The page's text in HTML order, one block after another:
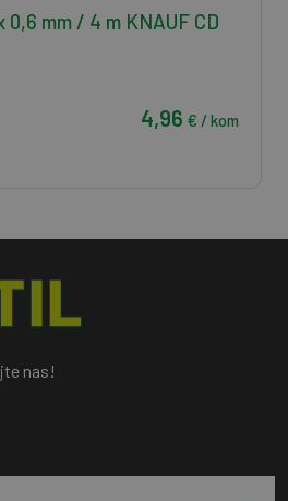
0,6 mm / 4 m KNAUF CD
4,96 € / kom
nas!